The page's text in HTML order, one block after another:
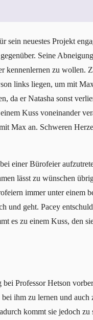
sein neuestes Projekt
Seine
kennenlernen zu wollen.
links liegen, um mit
da er Natasha sonst
Kuss voneinander
Max an. Schweren
einer Bürofeier
lässt zu wünschen
immer unter einem
und geht. Pacey
es zu einem Kuss, den
Professor Hetson
ihm zu lernen und
kommt sie jedoch